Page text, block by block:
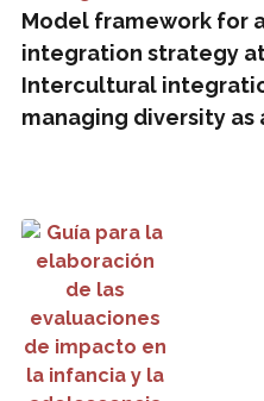
Model framework for
integration strategy
Intercultural
managing diversity
Guía para la elaboración